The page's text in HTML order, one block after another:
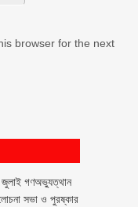
browser for the next
জুলাই গণঅভ্যুত্থান
সভা ও পুরষ্কার